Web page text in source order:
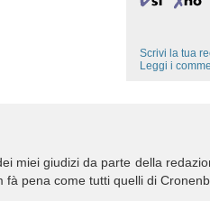
Scrivi la tua
Leggi i
miei giudizi da parte della
fà pena come tutti quelli di